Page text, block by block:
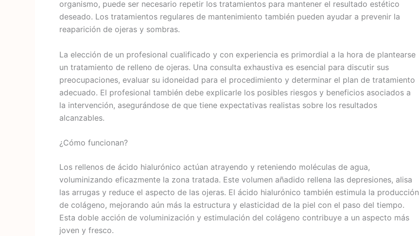
organismo, puede ser necesario repetir los tratamientos para mantener el resultado estético
deseado. Los tratamientos regulares de mantenimiento también pueden ayudar a prevenir la
reaparición de ojeras y sombras.
La elección de un profesional cualificado y con experiencia es primordial a la hora de plantearse
un tratamiento de relleno de ojeras. Una consulta exhaustiva es esencial para discutir sus
preocupaciones, evaluar su idoneidad para el procedimiento y determinar el plan de tratamiento
adecuado. El profesional también debe explicarle los posibles riesgos y beneficios asociados a
la intervención, asegurándose de que tiene expectativas realistas sobre los resultados
alcanzables.
¿Cómo funcionan?
Los rellenos de ácido hialurónico actúan atrayendo y reteniendo moléculas de agua,
voluminizando eficazmente la zona tratada. Este volumen añadido rellena las depresiones, alisa
las arrugas y reduce el aspecto de las ojeras. El ácido hialurónico también estimula la producción
de colágeno, mejorando aún más la estructura y elasticidad de la piel con el paso del tiempo.
Esta doble acción de voluminización y estimulación del colágeno contribuye a un aspecto más
joven y fresco.